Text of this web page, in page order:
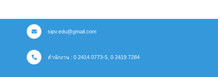
sipv.edu@gmail.com
สำนักงาน : 0 2414 0773-5, 0 2419 7284